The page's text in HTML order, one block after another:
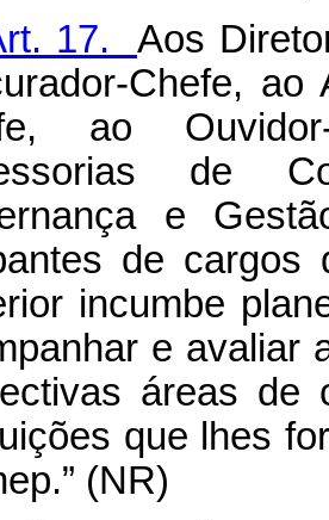
17. Aos
Chefe, ao
ao
de
e
de cargos
incumbe
e avaliar
áreas de
que lhes
(NR)